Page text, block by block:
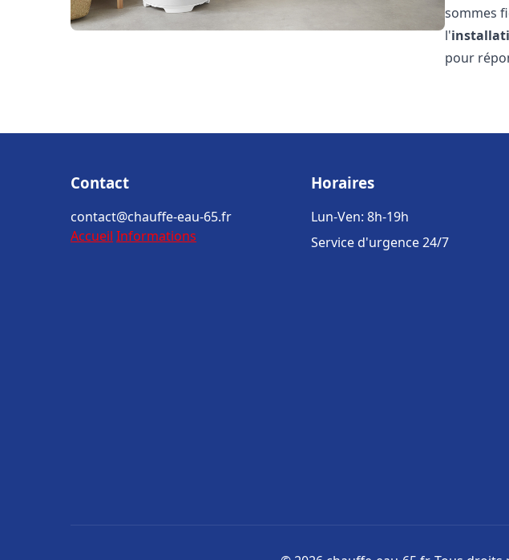
sommes
l'
pour
Contact
contact@chauffe-eau-65.fr
Accueil Informations
Horaires
Lun-Ven: 8h-19h
Service d'urgence 24/7